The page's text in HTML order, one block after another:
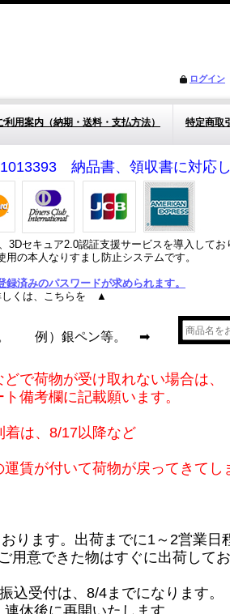
ログイン
利用案内（納期・送料・支払方法） 特定商取
納品書、領収書に対応し
3Dセキュア2.0認証支援サービスを導入してお
用の本人なりすまし防止システムです。
録済みのパスワードが求められます。
しくは、こちらを ▲
す。 例）銀ペン等。 ➡
で荷物が受け取れない場合は、
備考欄に記載願います。
着は、8/17以降など
賃が付いて荷物が戻ってきてし
ります。出荷までに1～2営業日
用意できた物はすぐに出荷してお
込受付は、8/4までになります。
休後に再開いたします。